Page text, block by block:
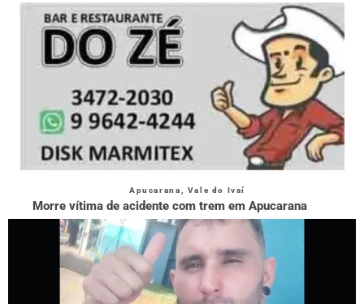
Apucarana Vale do Ivaí
Morre vítima de acidente com trem em Apucarana